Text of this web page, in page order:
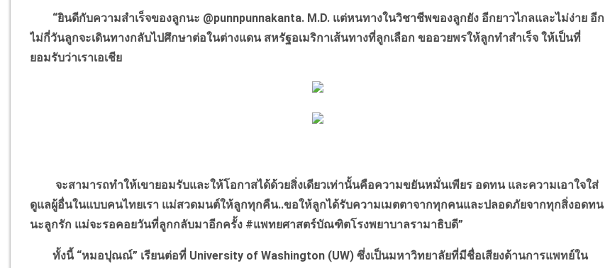
“ยินดีกับความสำเร็จของลูกนะ @punnpunnakanta. M.D. แต่หนทางในวิชาชีพของลูกยัง อีกยาวไกลและไม่ง่าย อีก
ไม่กี่วันลูกจะเดินทางกลับไปศึกษาต่อในต่างแดน สหรัฐอเมริกาเส้นทางที่ลูกเลือก ขออวยพรให้ลูกทำสำเร็จ ให้เป็นที่
ยอมรับว่าเราเอเชีย
จะสามารถทำให้เขายอมรับและให้โอกาสได้ด้วยสิ่งเดียวเท่านั้นคือความขยันหมั่นเพียร อดทน และความเอาใจใส่
ดูแลผู้อื่นในแบบคนไทยเรา แม่สวดมนต์ให้ลูกทุกคืน..ขอให้ลูกได้รับความเมตตาจากทุกคนและปลอดภัยจากทุกสิ่งอดทน
นะลูกรัก แม่จะรอคอยวันที่ลูกกลับมาอีกครั้ง #แพทยศาสตร์บัณฑิตโรงพยาบาลรามาธิบดี”
ทั้งนี้ “หมอปุณณ์” เรียนต่อที่ University of Washington (UW) ซึ่งเป็นมหาวิทยาลัยที่มีชื่อเสียงด้านการแพทย์ใน